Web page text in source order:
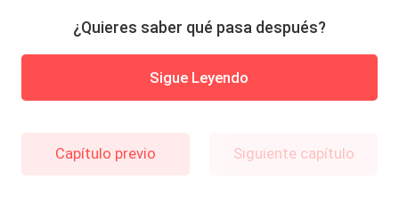
¿Quieres saber qué pasa después?
Sigue Leyendo
Capítulo previo Siguiente capítulo